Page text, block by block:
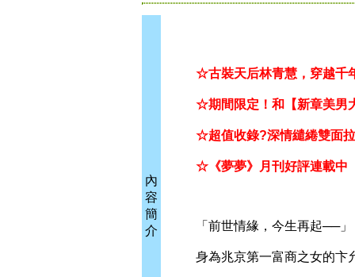
內
容
簡
介
☆古裝天后林青慧，穿越千
☆期間限定！和【新章美男
☆超值收錄?深情繾綣雙面
☆《夢夢》月刊好評連載中
「前世情緣，今生再起──」
身為兆京第一富商之女的卞